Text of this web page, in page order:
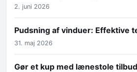
2. juni 2026
Pudsning af vinduer: Effektive
31. maj 2026
Gør et kup med lænestole tilbud